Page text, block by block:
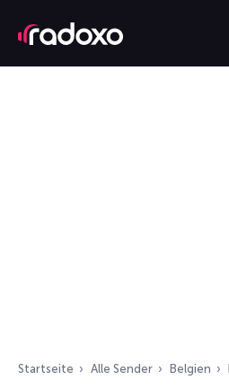
Startseite Alle Sender Belgien